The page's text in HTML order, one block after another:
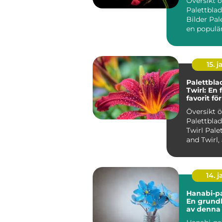
Bilder
en
s...
15.
Twirl: En
favorit
Översikt
Twirl Palettblad Twist
and Twirl,
an...
14.
Hanabi-
En
av